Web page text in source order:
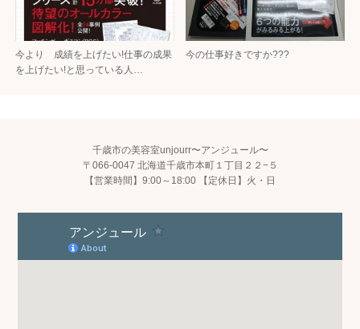
今より 成績を上げたい!仕事の成果
を上げたい!と思っている人…
今の仕事好きですか???
千歳市の美容室unjourr〜アンジュール〜
〒066-0047 北海道千歳市本町１丁目２２−５
【営業時間】9:00～18:00 【定休日】火・日